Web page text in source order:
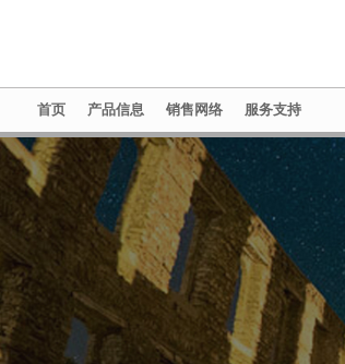
首页 产品信息 销售网络 服务支持